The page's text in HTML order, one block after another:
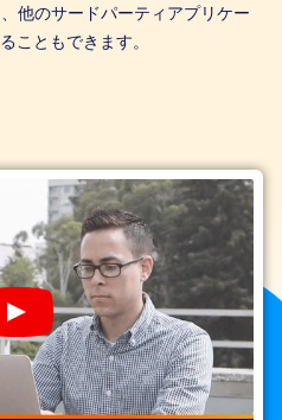
他のサードパーティアプリケー
こともできます。
Play YouTube Video